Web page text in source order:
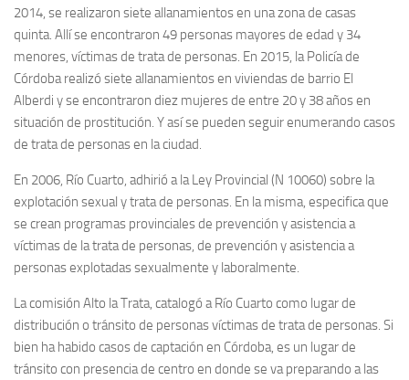
2014, se realizaron siete allanamientos en una zona de casas
quinta. Allí se encontraron 49 personas mayores de edad y 34
menores, víctimas de trata de personas. En 2015, la Policía de
Córdoba realizó siete allanamientos en viviendas de barrio El
Alberdi y se encontraron diez mujeres de entre 20 y 38 años en
situación de prostitución. Y así se pueden seguir enumerando casos
de trata de personas en la ciudad.
En 2006, Río Cuarto, adhirió a la Ley Provincial (N 10060) sobre la
explotación sexual y trata de personas. En la misma, especifica que
se crean programas provinciales de prevención y asistencia a
víctimas de la trata de personas, de prevención y asistencia a
personas explotadas sexualmente y laboralmente.
La comisión Alto la Trata, catalogó a Río Cuarto como lugar de
distribución o tránsito de personas víctimas de trata de personas. Si
bien ha habido casos de captación en Córdoba, es un lugar de
tránsito con presencia de centro en donde se va preparando a las